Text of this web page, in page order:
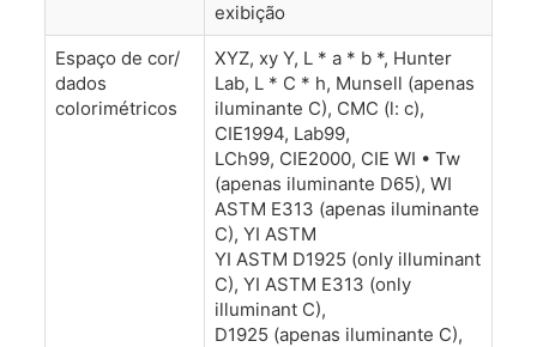
exibição
Espaço de cor/
dados
colorimétricos
XYZ, xy Y, L * a * b *, Hunter
Lab, L * C * h, Munsell (apenas
iluminante C), CMC (l: c),
CIE1994, Lab99,
LCh99, CIE2000, CIE WI • Tw
(apenas iluminante D65), WI
ASTM E313 (apenas iluminante
C), YI ASTM
YI ASTM D1925 (only illuminant
C), YI ASTM E313 (only
illuminant C),
D1925 (apenas iluminante C),